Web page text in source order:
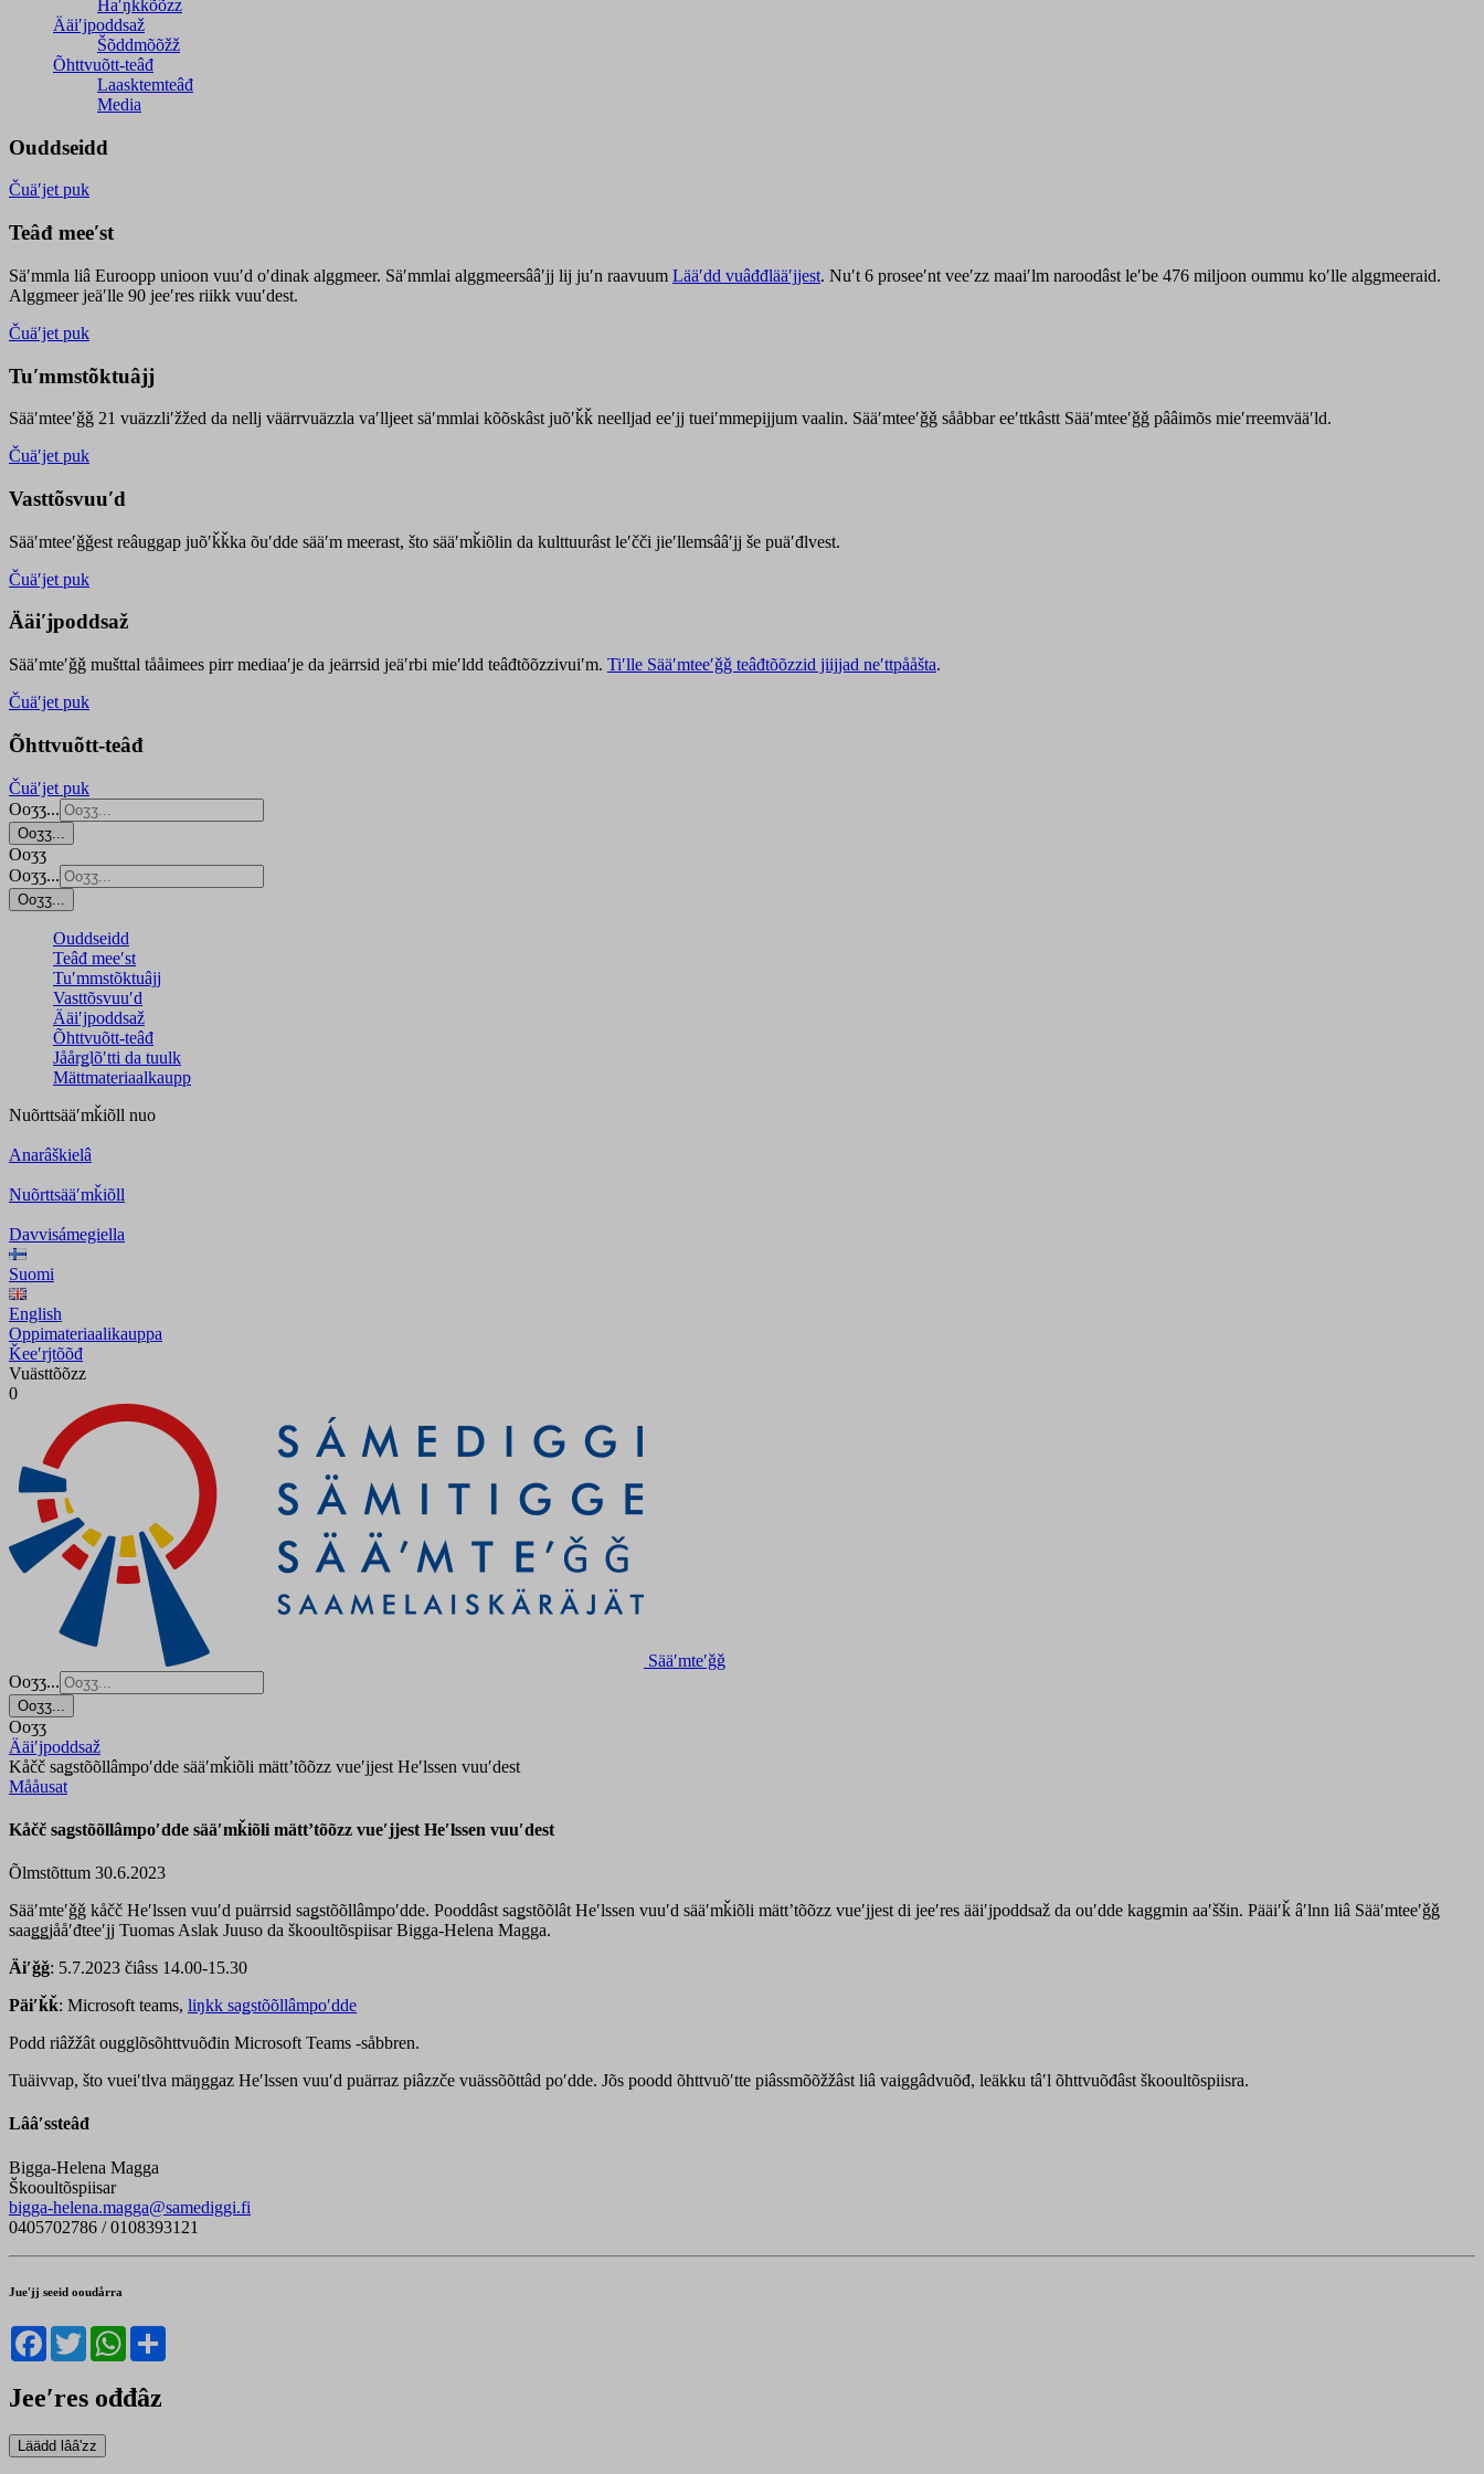
Haʹŋǩǩõõzz
Ääiʹjpoddsaž
Šõddmõõžž
Õhttvuõtt-teâđ
Laasktemteâđ
Media
Ouddseidd
Čuäʹjet puk
Teâđ meeʹst
Säʹmmla liâ Euroopp unioon vuuʹd oʹdinak alggmeer. Säʹmmlai alggmeersââʹjj lij juʹn raavuum Lääʹdd vuâđđlääʹjjest. Nuʹt 6 proseeʹnt veeʹzz maaiʹlm naroodâst leʹbe 476 miljoon oummu koʹlle alggmeeraid.
Alggmeer jeäʹlle 90 jeeʹres riikk vuuʹdest.
Čuäʹjet puk
Tuʹmmstõktuâjj
Sääʹmteeʹǧǧ 21 vuäzzliʹžžed da nellj väärrvuäzzla vaʹlljeet säʹmmlai kõõskâst juõʹǩǩ neelljad eeʹjj tueiʹmmepijjum vaalin. Sääʹmteeʹǧǧ sååbbar eeʹttkâstt Sääʹmteeʹǧǧ pââimõs mieʹrreemvääʹld.
Čuäʹjet puk
Vasttõsvuuʹd
Sääʹmteeʹǧǧest reâuggap juõʹǩǩka õuʹdde sääʹm meerast, što sääʹmǩiõlin da kulttuurâst leʹčči jieʹllemsââʹjj še puäʹđlvest.
Čuäʹjet puk
Ääiʹjpoddsaž
Sääʹmteʹǧǧ mušttal tååimees pirr mediaaʹje da jeärrsid jeäʹrbi mieʹldd teâđtõõzzivuiʹm. Tiʹlle Sääʹmteeʹǧǧ teâđtõõzzid jiijjad neʹttpååšta.
Čuäʹjet puk
Õhttvuõtt-teâđ
Čuäʹjet puk
Ooʒʒ...
Ooʒʒ...
Ooʒʒ
Ooʒʒ...
Ooʒʒ...
Ouddseidd
Teâđ meeʹst
Tuʹmmstõktuâjj
Vasttõsvuuʹd
Ääiʹjpoddsaž
Õhttvuõtt-teâđ
Jåårǥlõʹtti da tuulk
Mättmateriaalkaupp
Nuõrttsääʹmǩiõll nuo
Anarâškielâ
Nuõrttsääʹmǩiõll
Davvisámegiella
Suomi
English
Oppimateriaalikauppa
Ǩeeʹrjtõõđ
Vuästtõõzz
0
Sääʹmteʹǧǧ
Ooʒʒ...
Ooʒʒ...
Ooʒʒ
Ääiʹjpoddsaž
Kåčč saǥstõõllâmpoʹdde sääʹmǩiõli mättʼtõõzz vueʹjjest Heʹlssen vuuʹdest
Mååusat
Kåčč saǥstõõllâmpoʹdde sääʹmǩiõli mättʼtõõzz vueʹjjest Heʹlssen vuuʹdest
Õlmstõttum 30.6.2023
Sääʹmteʹǧǧ kåčč Heʹlssen vuuʹd puärrsid saǥstõõllâmpoʹdde. Pooddâst saǥstõõlât Heʹlssen vuuʹd sääʹmǩiõli mättʼtõõzz vueʹjjest di jeeʹres ääiʹjpoddsaž da ouʹdde kaggmin aaʹššin. Pääiʹǩ âʹlnn liâ Sääʹmteeʹǧǧ
saaǥǥjååʹđteeʹjj Tuomas Aslak Juuso da škooultõspiisar Bigga-Helena Magga.
Äiʹǧǧ: 5.7.2023 čiâss 14.00-15.30
Päiʹǩǩ: Microsoft teams, liŋkk saǥstõõllâmpoʹdde
Podd riâžžât ougglõsõhttvuõđin Microsoft Teams -såbbren.
Tuäivvap, što vueiʹtlva mäŋggaz Heʹlssen vuuʹd puärraz piâzzče vuässõõttâd poʹdde. Jõs poodd õhttvuõʹtte piâssmõõžžâst liâ vaiggâdvuõđ, leäkku tâʹl õhttvuõđâst škooultõspiisra.
Lââʹssteâđ
Bigga-Helena Magga
Škooultõspiisar
bigga-helena.magga@samediggi.fi
0405702786 / 0108393121
Jueʹjj seeid ooudårra
Facebook
TwitterWhatsApp
Jeeʹres ođđâz